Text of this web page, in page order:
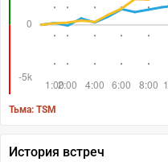
Тьма: TSM
История встреч